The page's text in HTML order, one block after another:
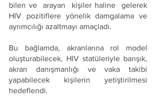
bilen ve  arayan  kişiler haline  gelerek
HIV pozitiflere yönelik damgalama ve
ayrımcılığı azaltmayı amaçladı.
Bu bağlamda, akranlarına rol model
oluşturabilecek, HIV statüleriyle barışık,
akran danışmanlığı ve vaka takibi
yapabilecek kişilerin yetiştirilmesi
hedeflendi.